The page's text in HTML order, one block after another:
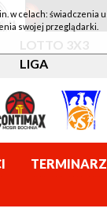
LOTTO 3X3
LIGA
TERMINARZ
w celach: świadczenia
swojej przeglądarki.